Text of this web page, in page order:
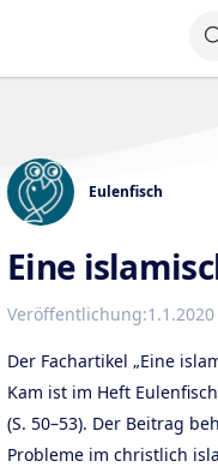
Eulenfisch
Eine
Veröffentlichung:1.1.2020
Der Fachartikel „Eine
Kam ist im Heft
(S. 50–53). Der Beitrag
Probleme im christlich